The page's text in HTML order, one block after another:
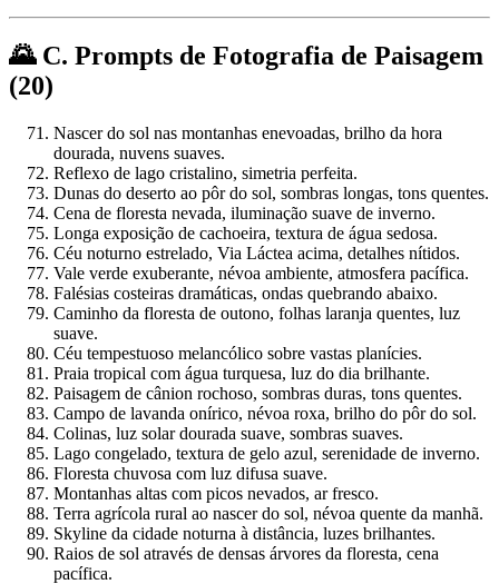
🌄 C. Prompts de Fotografia de Paisagem
(20)
Nascer do sol nas montanhas enevoadas, brilho da hora
dourada, nuvens suaves.
Reflexo de lago cristalino, simetria perfeita.
Dunas do deserto ao pôr do sol, sombras longas, tons quentes.
Cena de floresta nevada, iluminação suave de inverno.
Longa exposição de cachoeira, textura de água sedosa.
Céu noturno estrelado, Via Láctea acima, detalhes nítidos.
Vale verde exuberante, névoa ambiente, atmosfera pacífica.
Falésias costeiras dramáticas, ondas quebrando abaixo.
Caminho da floresta de outono, folhas laranja quentes, luz
suave.
Céu tempestuoso melancólico sobre vastas planícies.
Praia tropical com água turquesa, luz do dia brilhante.
Paisagem de cânion rochoso, sombras duras, tons quentes.
Campo de lavanda onírico, névoa roxa, brilho do pôr do sol.
Colinas, luz solar dourada suave, sombras suaves.
Lago congelado, textura de gelo azul, serenidade de inverno.
Floresta chuvosa com luz difusa suave.
Montanhas altas com picos nevados, ar fresco.
Terra agrícola rural ao nascer do sol, névoa quente da manhã.
Skyline da cidade noturna à distância, luzes brilhantes.
Raios de sol através de densas árvores da floresta, cena
pacífica.